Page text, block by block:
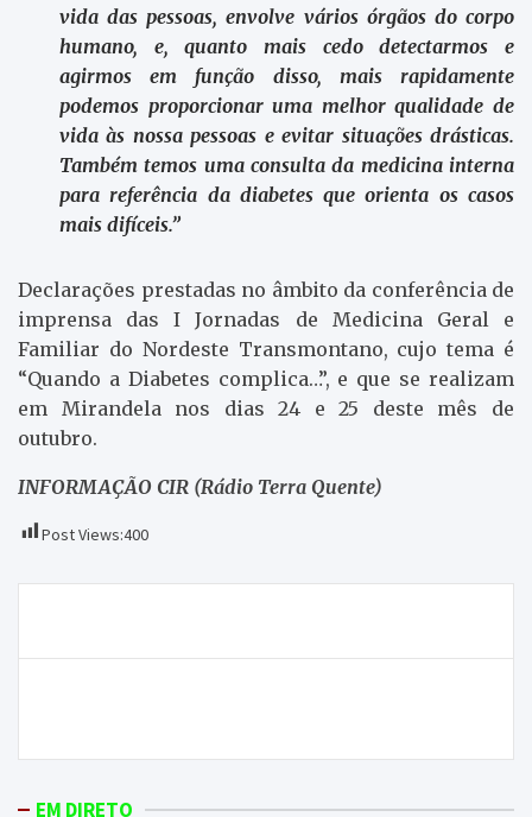
vida das pessoas, envolve vários órgãos do corpo
humano, e, quanto mais cedo detectarmos e
agirmos em função disso, mais rapidamente
podemos proporcionar uma melhor qualidade de
vida às nossa pessoas e evitar situações drásticas.
Também temos uma consulta da medicina interna
para referência da diabetes que orienta os casos
mais difíceis.”
Declarações prestadas no âmbito da conferência de
imprensa das I Jornadas de Medicina Geral e
Familiar do Nordeste Transmontano, cujo tema é
“Quando a Diabetes complica…”, e que se realizam
em Mirandela nos dias 24 e 25 deste mês de
outubro.
INFORMAÇÃO CIR (Rádio Terra Quente)
Post Views:400
EM DIRETO